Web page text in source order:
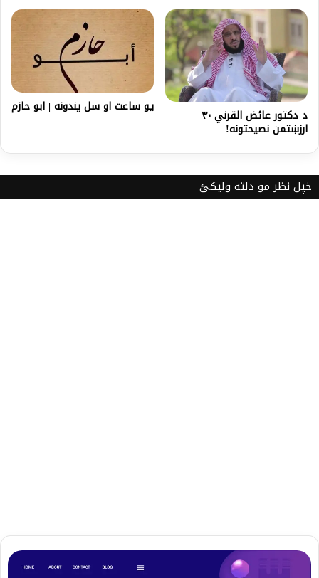
د دکتور عائض القرني ۳۰
ارزښتمن نصیحتونه!
يو ساعت او سل پندونه | ابو حازم
خپل نظر مو دلته ولیکئ